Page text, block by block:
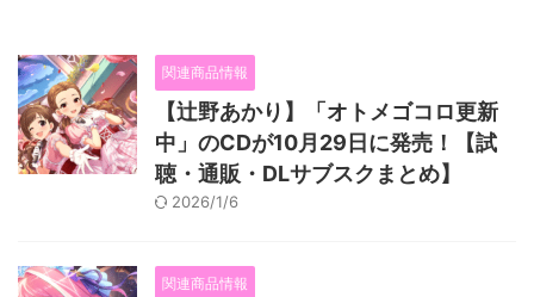
関連商品情報
【辻野あかり】「オトメゴコロ更新
中」のCDが10月29日に発売！【試
聴・通販・DLサブスクまとめ】
2026/1/6
関連商品情報